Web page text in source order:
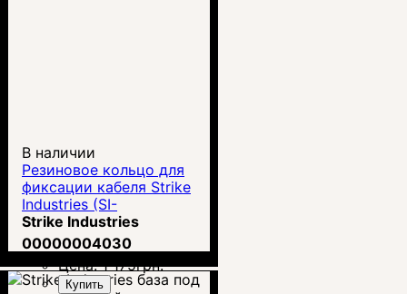
В наличии
Резиновое кольцо для
фиксации кабеля Strike
Industries (SI-
BANGBAND)
Strike Industries
00000004030
Цена:1 175грн.
Купить